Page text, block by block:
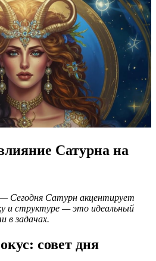
Сатурна на
— Сегодня Сатурн акцентирует
и структуре — это идеальный
в задачах.
совет дня